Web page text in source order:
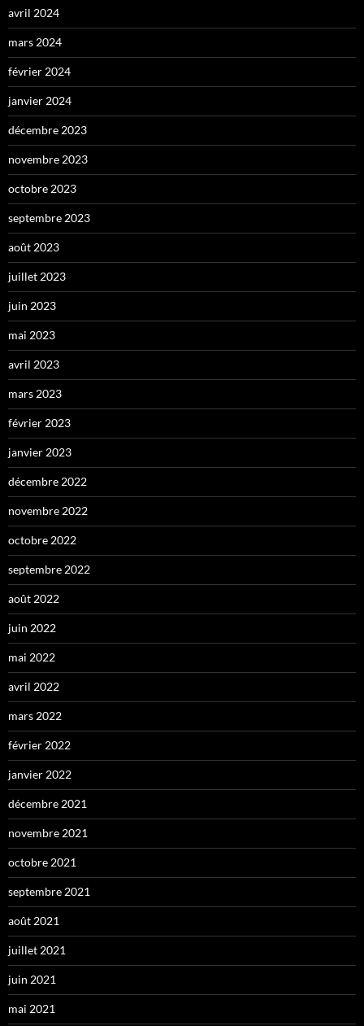
avril 2024
mars 2024
février 2024
janvier 2024
décembre 2023
novembre 2023
octobre 2023
septembre 2023
août 2023
juillet 2023
juin 2023
mai 2023
avril 2023
mars 2023
février 2023
janvier 2023
décembre 2022
novembre 2022
octobre 2022
septembre 2022
août 2022
juin 2022
mai 2022
avril 2022
mars 2022
février 2022
janvier 2022
décembre 2021
novembre 2021
octobre 2021
septembre 2021
août 2021
juillet 2021
juin 2021
mai 2021